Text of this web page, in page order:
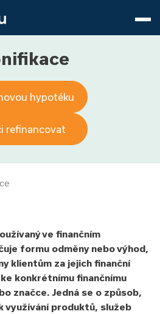
hypotéku
refinancovat
ve finančním
formu odměny nebo výhod,
klientům za jejich finanční
konkrétnímu finančnímu
značce. Jedná se o způsob,
využívání produktů, služeb